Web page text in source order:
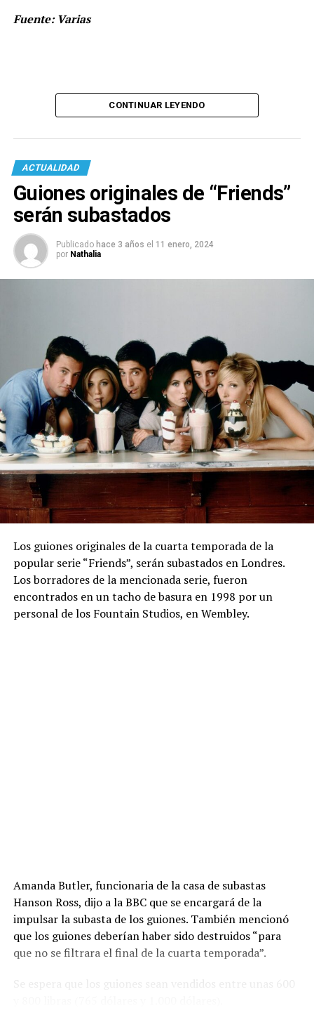
Fuente: Varias
CONTINUAR LEYENDO
ACTUALIDAD
Guiones originales de “Friends”
serán subastados
Publicado hace 3 años el 11 enero, 2024
por Nathalia
Los guiones originales de la cuarta temporada de la
popular serie “Friends”, serán subastados en Londres.
Los borradores de la mencionada serie, fueron
encontrados en un tacho de basura en 1998 por un
personal de los Fountain Studios, en Wembley.
Amanda Butler, funcionaria de la casa de subastas
Hanson Ross, dijo a la BBC que se encargará de la
impulsar la subasta de los guiones. También mencionó
que los guiones deberían haber sido destruidos “para
que no se filtrara el final de la cuarta temporada”.